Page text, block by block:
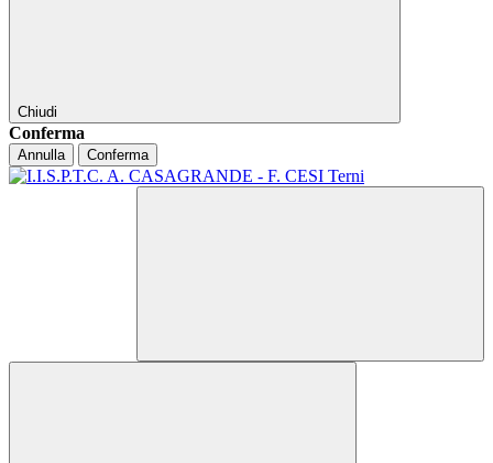
Chiudi
Conferma
Annulla Conferma